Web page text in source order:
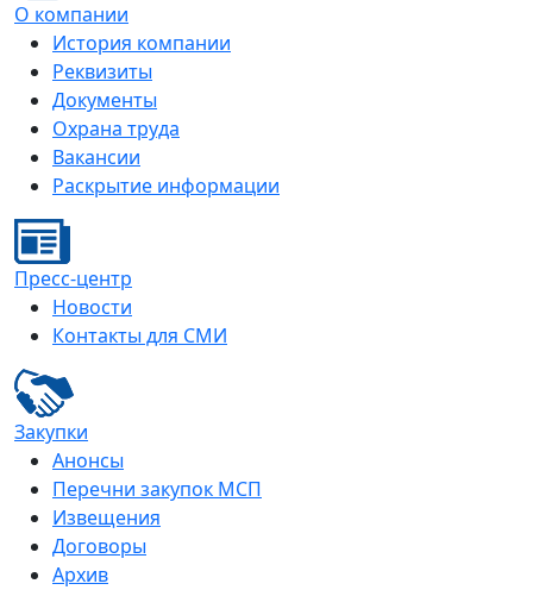
О компании
История компании
Реквизиты
Документы
Охрана труда
Вакансии
Раскрытие информации
Пресс-центр
Новости
Контакты для СМИ
Закупки
Анонсы
Перечни закупок МСП
Извещения
Договоры
Архив